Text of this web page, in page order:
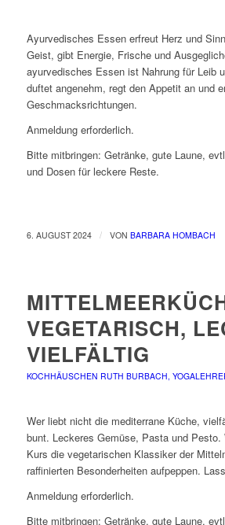
Ayurvedisches Essen erfreut Herz und
Geist, gibt Energie, Frische und
ayurvedisches Essen ist Nahrung für Leib
duftet angenehm, regt den Appetit an und
Geschmacksrichtungen.
Anmeldung erforderlich.
Bitte mitbringen: Getränke, gute Laune,
und Dosen für leckere Reste.
6. AUGUST 2024 / VON BARBARA HOMBACH
VEGETARISCH,
VIELFÄLTIG
KOCHHÄUSCHEN RUTH BURBACH,
Wer liebt nicht die mediterrane Küche,
bunt. Leckeres Gemüse, Pasta und Pesto.
Kurs die vegetarischen Klassiker der
raffinierten Besonderheiten aufpeppen.
Anmeldung erforderlich.
Bitte mitbringen: Getränke, gute Laune,